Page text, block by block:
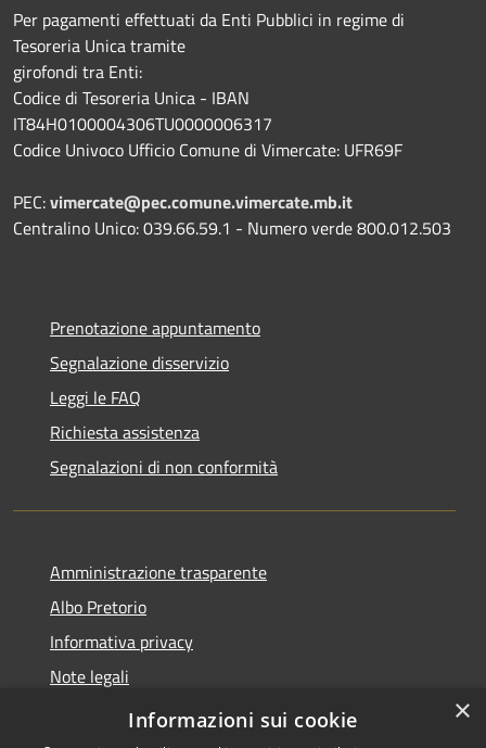
Per pagamenti effettuati da Enti Pubblici in regime di
Tesoreria Unica tramite
girofondi tra Enti:
Codice di Tesoreria Unica - IBAN
IT84H0100004306TU0000006317
Codice Univoco Ufficio Comune di Vimercate: UFR69F
PEC:vimercate@pec.comune.vimercate.mb.it
Centralino Unico: 039.66.59.1 - Numero verde 800.012.503
Prenotazione appuntamento
Segnalazione disservizio
Leggi le FAQ
Richiesta assistenza
Segnalazioni di non conformità
Amministrazione trasparente
Albo Pretorio
Informativa privacy
Note legali
Dichiarazione di accessibilità
×
Informazioni sui cookie